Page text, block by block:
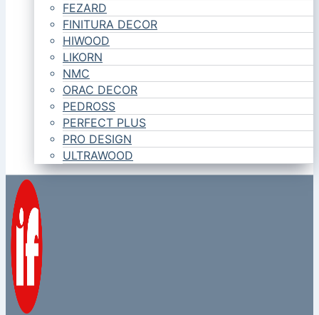
FEZARD
FINITURA DECOR
HIWOOD
LIKORN
NMC
ORAC DECOR
PEDROSS
PERFECT PLUS
PRO DESIGN
ULTRAWOOD